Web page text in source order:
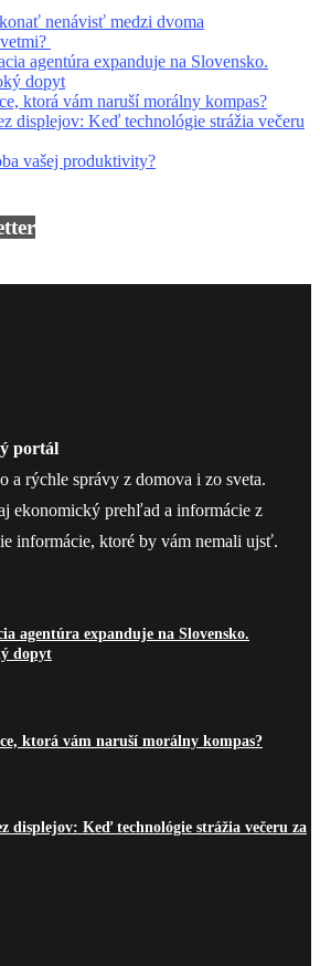
nenávisť medzi dvoma
agentúra expanduje na Slovensko.
dopyt
ktorá vám naruší morálny kompas?
displejov: Keď technológie strážia večeru
vašej produktivity?
portál
a rýchle správy z domova i zo sveta.
ekonomický prehľad a informácie z
informácie, ktoré by vám nemali ujsť.
agentúra expanduje na Slovensko.
dopyt
ktorá vám naruší morálny kompas?
displejov: Keď technológie strážia večeru za